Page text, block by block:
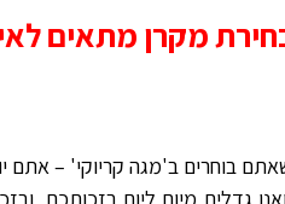
מקרן מתאים
בוחרים ב'מגה קריוקי' – אתם
גדלים מיום ליום בזכותכם,